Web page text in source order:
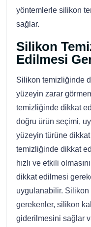
yöntemlerle silikon
sağlar.
Silikon
Edilmesi
Silikon temizliğinde
yüzeyin zarar
temizliğinde dikkat
doğru ürün seçimi,
yüzeyin türüne
temizliğinde dikkat
hızlı ve etkili
dikkat edilmesi
uygulanabilir.
gerekenler, silikon
giderilmesini sağlar